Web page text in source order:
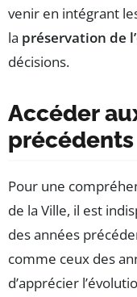
venir en intégrant
la préservation de
décisions.
Accéder
précédents
Pour une
de la Ville, il est
des années
comme ceux des
d’apprécier